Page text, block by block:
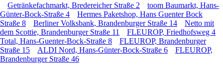
Getränkefachmarkt, Bredereicher Straße 2
toom Baumarkt, Hans-
Günter-Bock-Straße 4
Hermes Paketshop, Hans Guenter Bock
Straße 8
Berliner Volksbank, Brandenburger Straße 14
Netto mit
dem Scottie, Brandenburger Straße 11
FLEUROP, Friedhofsweg 4
Total, Hans-Guenter-Bock-Straße 8
FLEUROP, Brandenburger
Straße 15
ALDI Nord, Hans-Günter-Bock-Straße 6
FLEUROP,
Brandenburger Straße 46